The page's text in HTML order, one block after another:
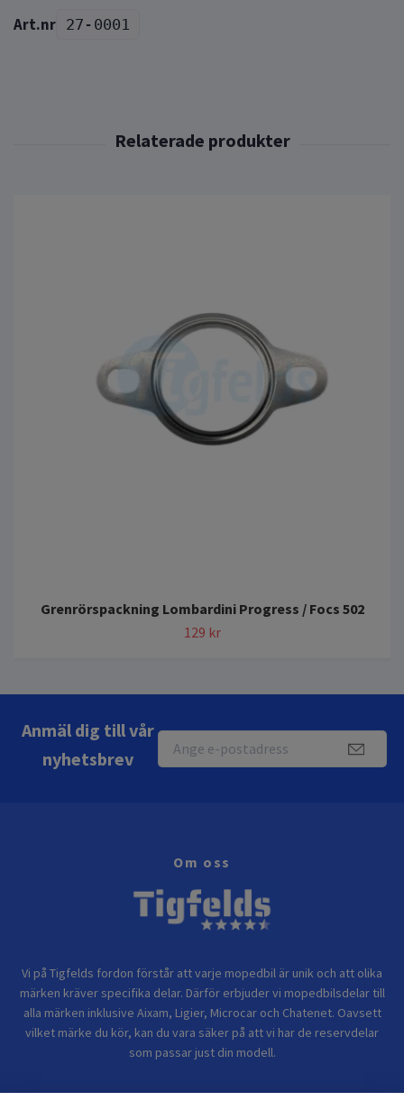
27-0001
Grenrörspackning Lombardini Progress / Focs 502
129 kr
Anmäl dig till vår
nyhetsbrev
Om oss
Vi på Tigfelds fordon förstår att varje mopedbil är unik och att olika
märken kräver specifika delar. Därför erbjuder vi mopedbilsdelar till
alla märken inklusive Aixam, Ligier, Microcar och Chatenet. Oavsett
vilket märke du kör, kan du vara säker på att vi har de reservdelar
som passar just din modell.